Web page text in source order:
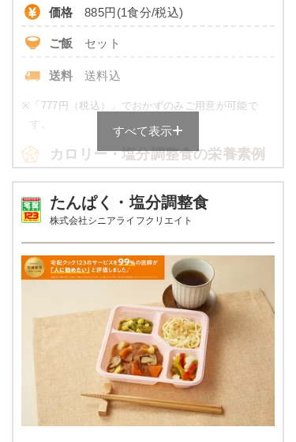
※カロリーは目安の数値であるため、メニューによっ
て異なる場合がございます。 牛乳セットでの栄養価
クリームパン
牛乳
栄養素
エネルギー：149kcal、食塩相当量：1.2g
その栄養価のため、実際にご提供可能なメニュ
ーではないのでご注意ください。
価格 885円(1食分/税込)
ご飯 セット
送料 送料込
※ 「777円（税込）」でおかずのみご用意が可能で
す。
カロリー・塩分調整食の栄養素例
4～6品
カロリー 514～538kcal
塩分 2.0g未満
18.7～21.9g
12.2～14.8g
-
リン -
カリウム -
すべて表示
たんぱく・塩分調整食
株式会社シニアライフクリエイト